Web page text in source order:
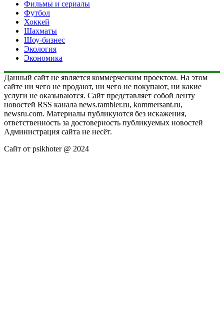
Фильмы и сериалы
Футбол
Хоккей
Шахматы
Шоу-бизнес
Экология
Экономика
Данный сайт не является коммерческим проектом. На этом
сайте ни чего не продают, ни чего не покупают, ни какие
услуги не оказываются. Сайт представляет собой ленту
новостей RSS канала news.rambler.ru, kommersant.ru,
newsru.com. Материалы публикуются без искажения,
ответственность за достоверность публикуемых новостей
Администрация сайта не несёт.
Сайт от psikhoter @ 2024